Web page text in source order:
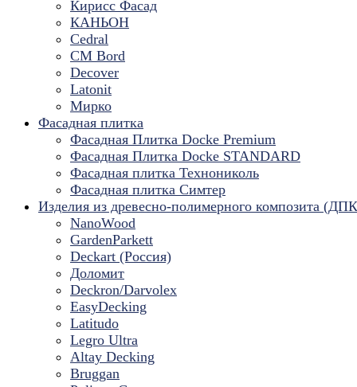
Кирисс Фасад
КАНЬОН
Cedral
CM Bord
Decover
Latonit
Мирко
Фасадная плитка
Фасадная Плитка Docke Premium
Фасадная Плитка Docke STANDARD
Фасадная плитка Технониколь
Фасадная плитка Симтер
Изделия из древесно-полимерного композита
NanoWood
GardenParkett
Deckart (Россия)
Доломит
Deckron/Darvolex
EasyDecking
Latitudo
Legro Ultra
Altay Decking
Bruggan